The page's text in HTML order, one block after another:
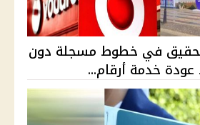
في خطوط مسجلة دون
خدمة أرقام...